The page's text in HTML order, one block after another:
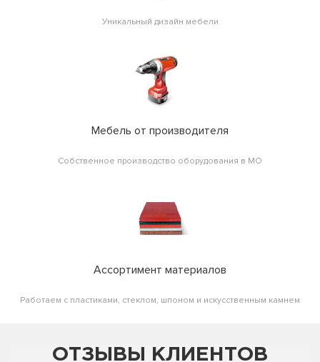
Уникальный дизайн мебели
Мебель от производителя
Собственное производство оборудования в МО
Ассортимент материалов
Работаем с пластиками, стеклом, шпоном и искусственным камнем
ОТЗЫВЫ КЛИЕНТОВ